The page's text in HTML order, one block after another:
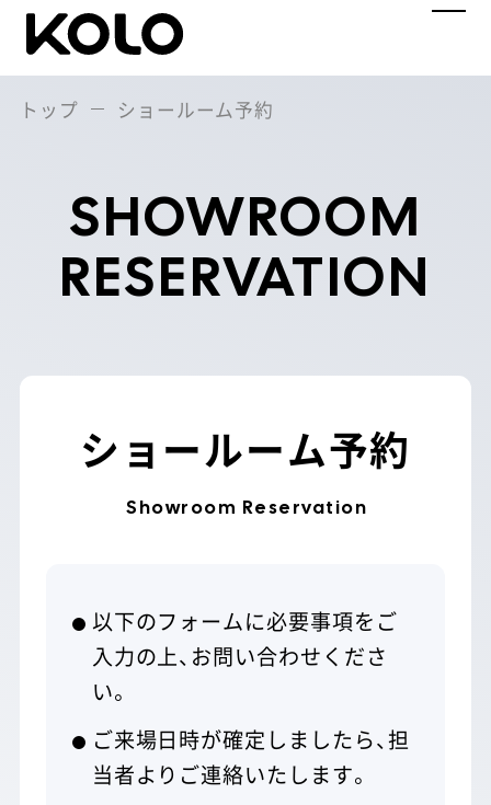
PRODUCTS LIST 製品一覧
SAMSERIES サムシリーズ
Large
KOLOSERIES コロシリーズ
Midi
Duo
Duo Medium
MilliSERIES ミリシリーズ
トップ ショールーム予約
SHOWROOM
RESERVATION
ショールーム予約
Showroom Reservation
以下のフォームに必要事項をご
入力の上、お問い合わせくださ
い。
ご来場日時が確定しましたら、担
当者よりご連絡いたします。